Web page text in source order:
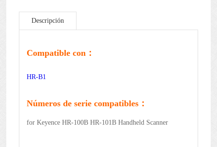
Descripción
Compatible con：
HR-B1
Números de serie compatibles：
for Keyence HR-100B HR-101B Handheld Scanner